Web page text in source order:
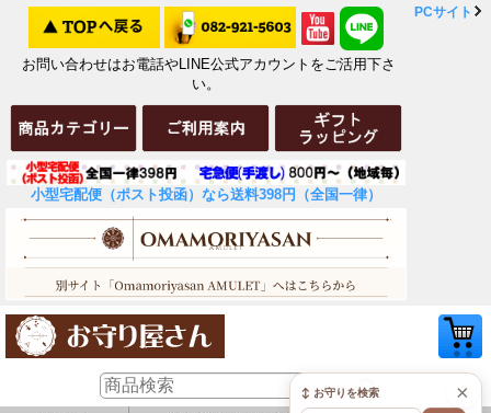
お問い合わせはお電話やLINE公式アカウントをご活用下さ
い。
小型宅配便（ポスト投函）なら送料398円（全国一律）
PCサイト
×
↕ お守りを検索